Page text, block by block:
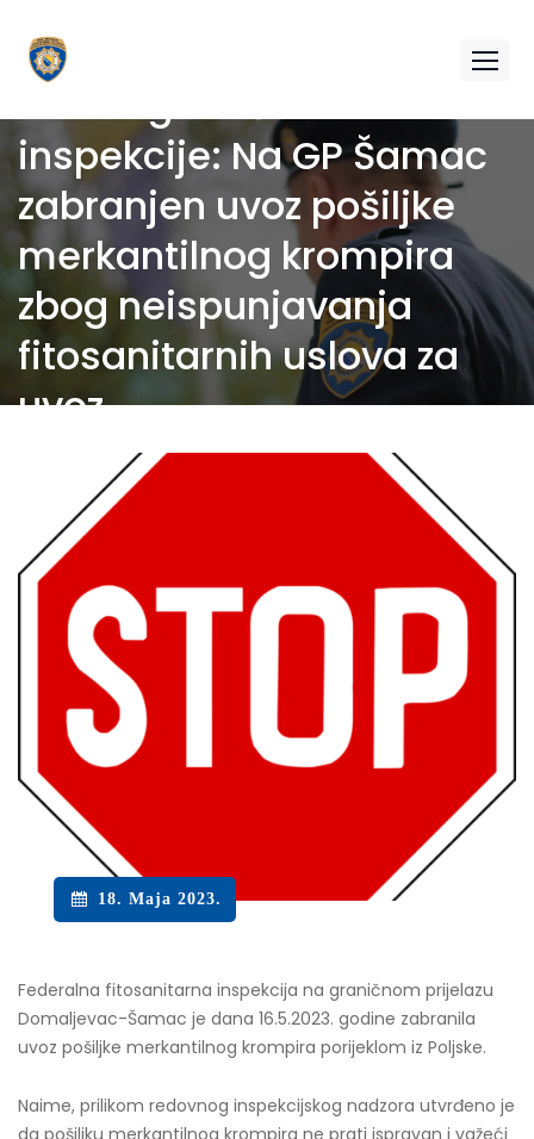
Sektor granične
inspekcije: Na GP Šamac
zabranjen uvoz pošiljke
merkantilnog krompira
zbog neispunjavanja
fitosanitarnih uslova za
uvoz
18. Maja 2023.
Federalna fitosanitarna inspekcija na graničnom prijelazu
Domaljevac-Šamac je dana 16.5.2023. godine zabranila
uvoz pošiljke merkantilnog krompira porijeklom iz Poljske.
Naime, prilikom redovnog inspekcijskog nadzora utvrđeno je